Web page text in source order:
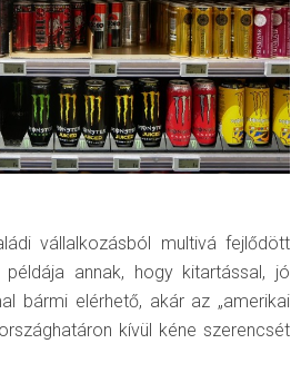
vállalkozásból multivá fejlődött
annak, hogy kitartással, jó
bármi elérhető, akár az „amerikai
kívül kéne szerencsét